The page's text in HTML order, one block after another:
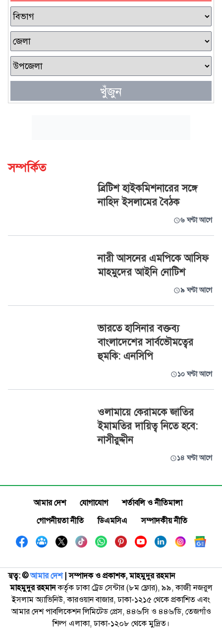
খুঁজুন
সম্পর্কিত
ব্রিটিশ হাইকমিশনারের সঙ্গে
নাহিদ ইসলামের বৈঠক
৬ ঘণ্টা আগে
নারী আসনের এমপিকে আসিফ
মাহমুদের আইনি নোটিশ
৯ ঘণ্টা আগে
ভারতে হাসিনার বক্তব্য
বাংলাদেশের সার্বভৌমত্বের
হুমকি: এনসিপি
১০ ঘণ্টা আগে
ওলামায়ে কেরামকে জাতির
ইমামতির দায়িত্ব নিতে হবে:
নাসীরুদ্দীন
১৪ ঘণ্টা আগে
আমার দেশ যোগাযোগ
শর্তাবলি ও নীতিমালা
গোপনীয়তা নীতি
ডিএমসিএ সম্পাদকীয় নীতি
স্বত্ব: ©️আমার দেশ| সম্পাদক ও প্রকাশক, মাহমুদুর রহমান
মাহমুদুর রহমানকর্তৃক ঢাকা ট্রেড সেন্টার (৮ম ফ্লোর), ৯৯, কাজী নজরুল
ইসলাম অ্যাভিনিউ, কারওয়ান বাজার, ঢাকা-১২১৫ থেকে প্রকাশিত এবং
আমার দেশ পাবলিকেশন লিমিটেড প্রেস, ৪৪৬/সি ও ৪৪৬/ডি, তেজগাঁও
শিল্প এলাকা, ঢাকা-১২০৮ থেকে মুদ্রিত।